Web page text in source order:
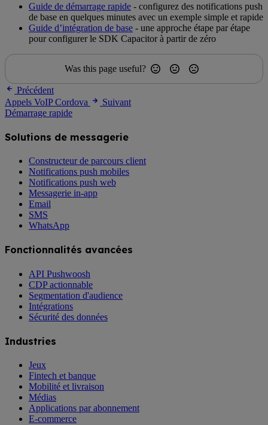
Guide de démarrage rapide - configurez des notifications push
de base en quelques minutes avec un exemple simple et rapide
Guide d’intégration de base - une approche étape par étape
pour configurer le SDK Capacitor à partir de zéro
Was this page useful?
Précédent
Appels VoIP Cordova
Suivant
Démarrage rapide
Solutions de messagerie
Constructeur de parcours client
Notifications push mobiles
Notifications push web
Messagerie in-app
Email
SMS
WhatsApp
Fonctionnalités avancées
API Pushwoosh
CDP actionnable
Segmentation d'audience
Intégrations
Sécurité des données
Industries
Jeux
Fintech et banque
Mobilité et livraison
Médias
Applications par abonnement
E-commerce